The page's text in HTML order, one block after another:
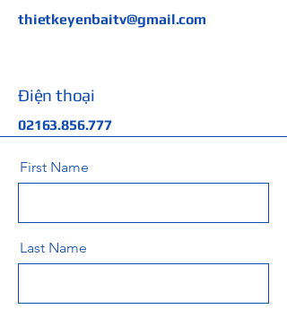
thietkeyenbaitv@gmail.com
Điện thoại
02163.856.777
First Name
Last Name